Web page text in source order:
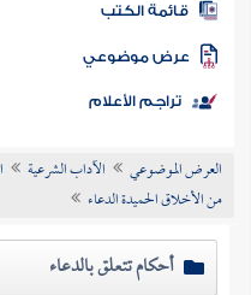
المكتبة
الكتب
موضوعي
تراجم الأعلام
العرض الموضوعي الآداب الشرعية
من الأخلاق الحميدة الدعاء
أحكام تتعلق بالدعاء